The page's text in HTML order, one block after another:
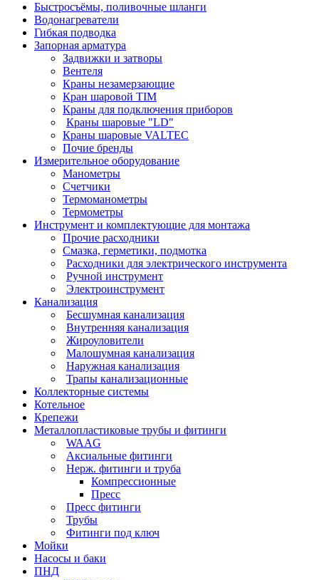
Быстросъёмы, поливочные шланги
Водонагреватели
Гибкая подводка
Запорная арматура
Задвижки и затворы
Вентеля
Краны незамерзающие
Кран шаровой TIM
Краны для подключения приборов
Краны шаровые "LD"
Краны шаровые VALTEC
Почие бренды
Измерительное оборудование
Манометры
Счетчики
Термоманометры
Термометры
Инструмент и комплектующие для монтажа
Прочие расходники
Смазка, герметики, подмотка
Расходники для электрического инструмента
Ручной инструмент
Электроинструмент
Канализация
Бесшумная канализация
Внутренняя канализация
Жироуловители
Малошумная канализация
Наружная канализация
Трапы канализационные
Коллекторные системы
Котельное
Крепежи
Металлопластиковые трубы и фитинги
WAAG
Аксиальные фитинги
Нерж. фитинги и труба
Компрессионные
Пресс
Пресс фитинги
Трубы
Фитинги под ключ
Мойки
Насосы и баки
ПНД